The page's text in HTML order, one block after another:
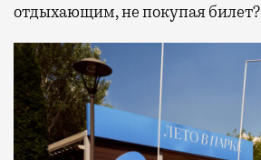
отдыхающим, не покупая билет?